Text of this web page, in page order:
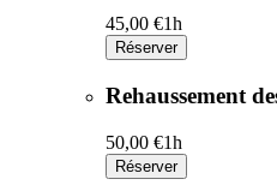
45,00 €1h
Réserver
Rehaussement
50,00 €1h
Réserver